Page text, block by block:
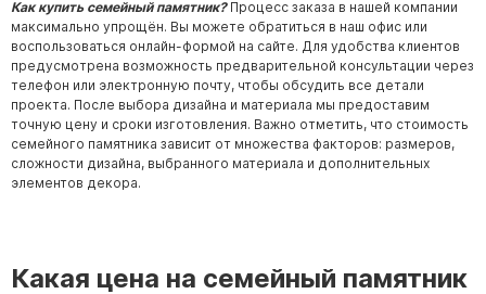
Как купить семейный памятник?Процесс заказа в нашей компании
максимально упрощён. Вы можете обратиться в наш офис или
воспользоваться онлайн-формой на сайте. Для удобства клиентов
предусмотрена возможность предварительной консультации через
телефон или электронную почту, чтобы обсудить все детали
проекта. После выбора дизайна и материала мы предоставим
точную цену и сроки изготовления. Важно отметить, что стоимость
семейного памятника зависит от множества факторов: размеров,
сложности дизайна, выбранного материала и дополнительных
элементов декора.
Какая цена на семейный памятник